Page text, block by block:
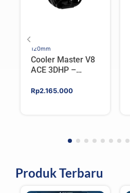
120mm
Cooler Master V8
ACE 3DHP –
Tower CPU Cooler
Rp2.165.000
Produk Terbaru